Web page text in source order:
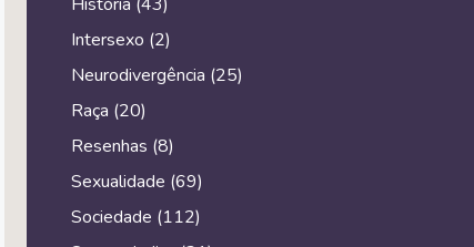
História (43)
Intersexo (2)
Neurodivergência (25)
Raça (20)
Resenhas (8)
Sexualidade (69)
Sociedade (112)